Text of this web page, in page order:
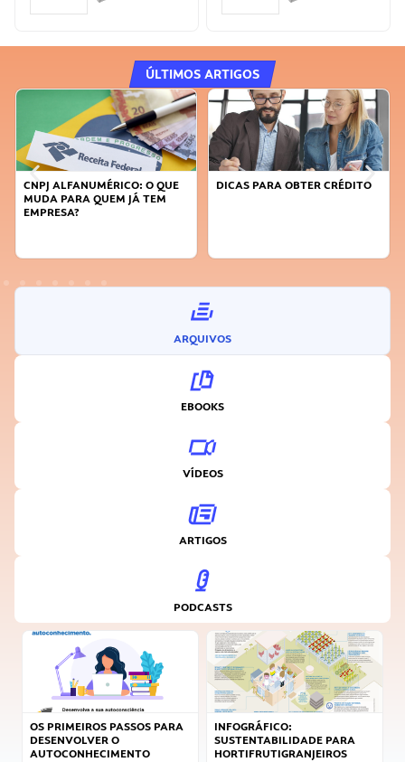
ÚLTIMOS ARTIGOS
DICAS PARA OBTER CRÉDITO
FAÇA A DIFERENÇA: SEJA
ARQUIVOS
EBOOKS
VÍDEOS
ARTIGOS
PODCASTS
OS PRIMEIROS PASSOS PARA
DESENVOLVER O
AUTOCONHECIMENTO
INFOGRÁFICO:
SUSTENTABILIDADE PARA
HORTIFRUTIGRANJEIROS